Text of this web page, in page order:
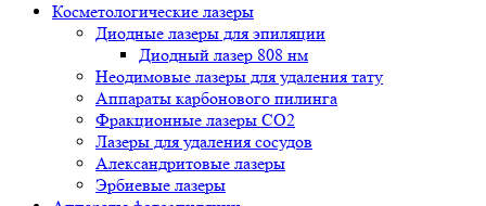
Косметологические лазеры
Диодные лазеры для эпиляции
Диодный лазер 808 нм
Неодимовые лазеры для удаления тату
Аппараты карбонового пилинга
Фракционные лазеры CO2
Лазеры для удаления сосудов
Александритовые лазеры
Эрбиевые лазеры